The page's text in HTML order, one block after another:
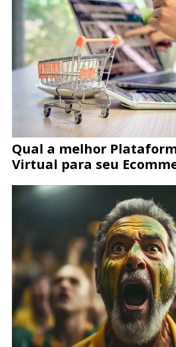
Qual a melhor
Virtual para seu